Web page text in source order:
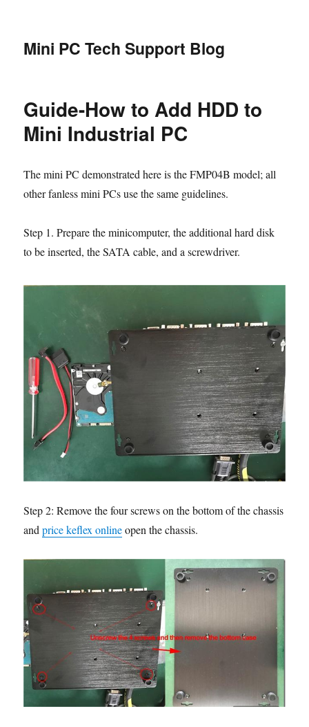
Mini PC Tech Support Blog
Guide-How to Add HDD to
Mini Industrial PC
The mini PC demonstrated here is the FMP04B model; all
other fanless mini PCs use the same guidelines.
Step 1. Prepare the minicomputer, the additional hard disk
to be inserted, the SATA cable, and a screwdriver.
Step 2: Remove the four screws on the bottom of the chassis
andprice keflex onlineopen the chassis.